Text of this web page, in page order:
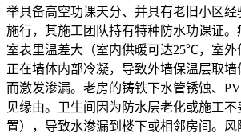
举具备高空功课天分、并具有老旧小区
施行，其施工团队持有特种防水功课证
室表里温差大（室内供暖可达25℃，室
正在墙体内部冷凝，导致外墙保温层取
而激发渗漏。老房的铸铁下水管锈蚀、
见缘由。卫生间因为防水层老化或施工
置），导致水渗漏到楼下或相邻房间。